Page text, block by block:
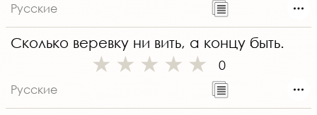
Русские
Сколько веревку ни вить, а концу быть.
0
Русские